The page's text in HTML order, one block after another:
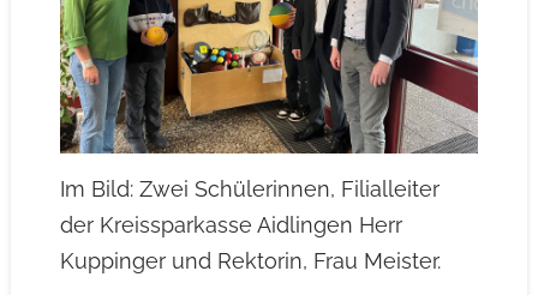
Im Bild: Zwei Schülerinnen, Filialleiter
der Kreissparkasse Aidlingen Herr
Kuppinger und Rektorin, Frau Meister.